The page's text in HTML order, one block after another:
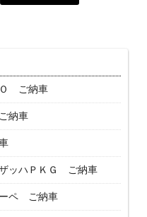
ご納車
納車
ッハＰＫＧ ご納車
ペ ご納車